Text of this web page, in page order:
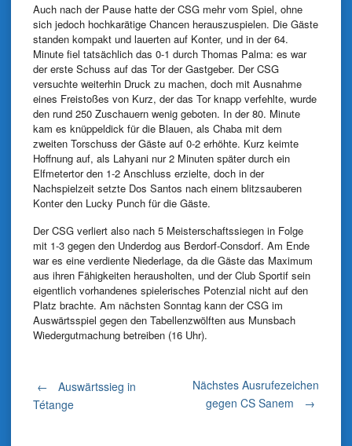
Auch nach der Pause hatte der CSG mehr vom Spiel, ohne
sich jedoch hochkarätige Chancen herauszuspielen. Die Gäste
standen kompakt und lauerten auf Konter, und in der 64.
Minute fiel tatsächlich das 0-1 durch Thomas Palma: es war
der erste Schuss auf das Tor der Gastgeber. Der CSG
versuchte weiterhin Druck zu machen, doch mit Ausnahme
eines Freistoßes von Kurz, der das Tor knapp verfehlte, wurde
den rund 250 Zuschauern wenig geboten. In der 80. Minute
kam es knüppeldick für die Blauen, als Chaba mit dem
zweiten Torschuss der Gäste auf 0-2 erhöhte. Kurz keimte
Hoffnung auf, als Lahyani nur 2 Minuten später durch ein
Elfmetertor den 1-2 Anschluss erzielte, doch in der
Nachspielzeit setzte Dos Santos nach einem blitzsauberen
Konter den Lucky Punch für die Gäste.
Der CSG verliert also nach 5 Meisterschaftssiegen in Folge
mit 1-3 gegen den Underdog aus Berdorf-Consdorf. Am Ende
war es eine verdiente Niederlage, da die Gäste das Maximum
aus ihren Fähigkeiten herausholten, und der Club Sportif sein
eigentlich vorhandenes spielerisches Potenzial nicht auf den
Platz brachte. Am nächsten Sonntag kann der CSG im
Auswärtsspiel gegen den Tabellenzwölften aus Munsbach
Wiedergutmachung betreiben (16 Uhr).
Post
←
Auswärtssieg in
Tétange
Nächstes Ausrufezeichen
gegen CS Sanem
→